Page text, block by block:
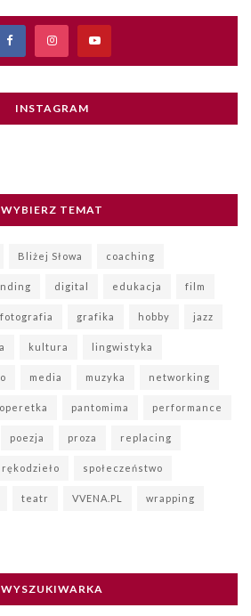
INSTAGRAM
WYBIERZ TEMAT
Bliżej Słowa coaching
digital edukacja film
fotografia grafika hobby jazz
kultura lingwistyka
media muzyka networking
operetka pantomima performance
poezja proza replacing
rękodzieło społeczeństwo
teatr VVENA.PL wrapping
WYSZUKIWARKA